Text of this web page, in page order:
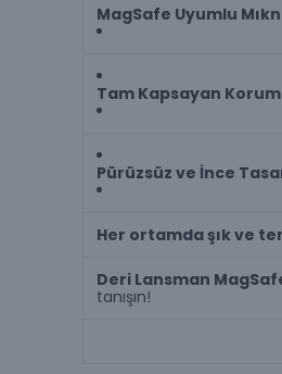
MagSafe Uyumlu
Tam Kapsayan
Pürüzsüz ve İnce
Her ortamda şık ve
Deri Lansman
tanışın!